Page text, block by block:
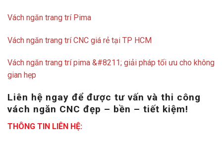
Vách ngăn trang trí Pima
Vách ngăn trang trí CNC giá rẻ tại TP HCM
Vách ngăn trang trí pima &#8211; giải pháp tối ưu cho không
gian hẹp
Liên hệ ngay để được tư vấn và thi công
vách ngăn CNC đẹp – bền – tiết kiệm!
THÔNG TIN LIÊN HỆ: